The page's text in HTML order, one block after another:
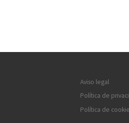
Aviso legal
Política de
Política de